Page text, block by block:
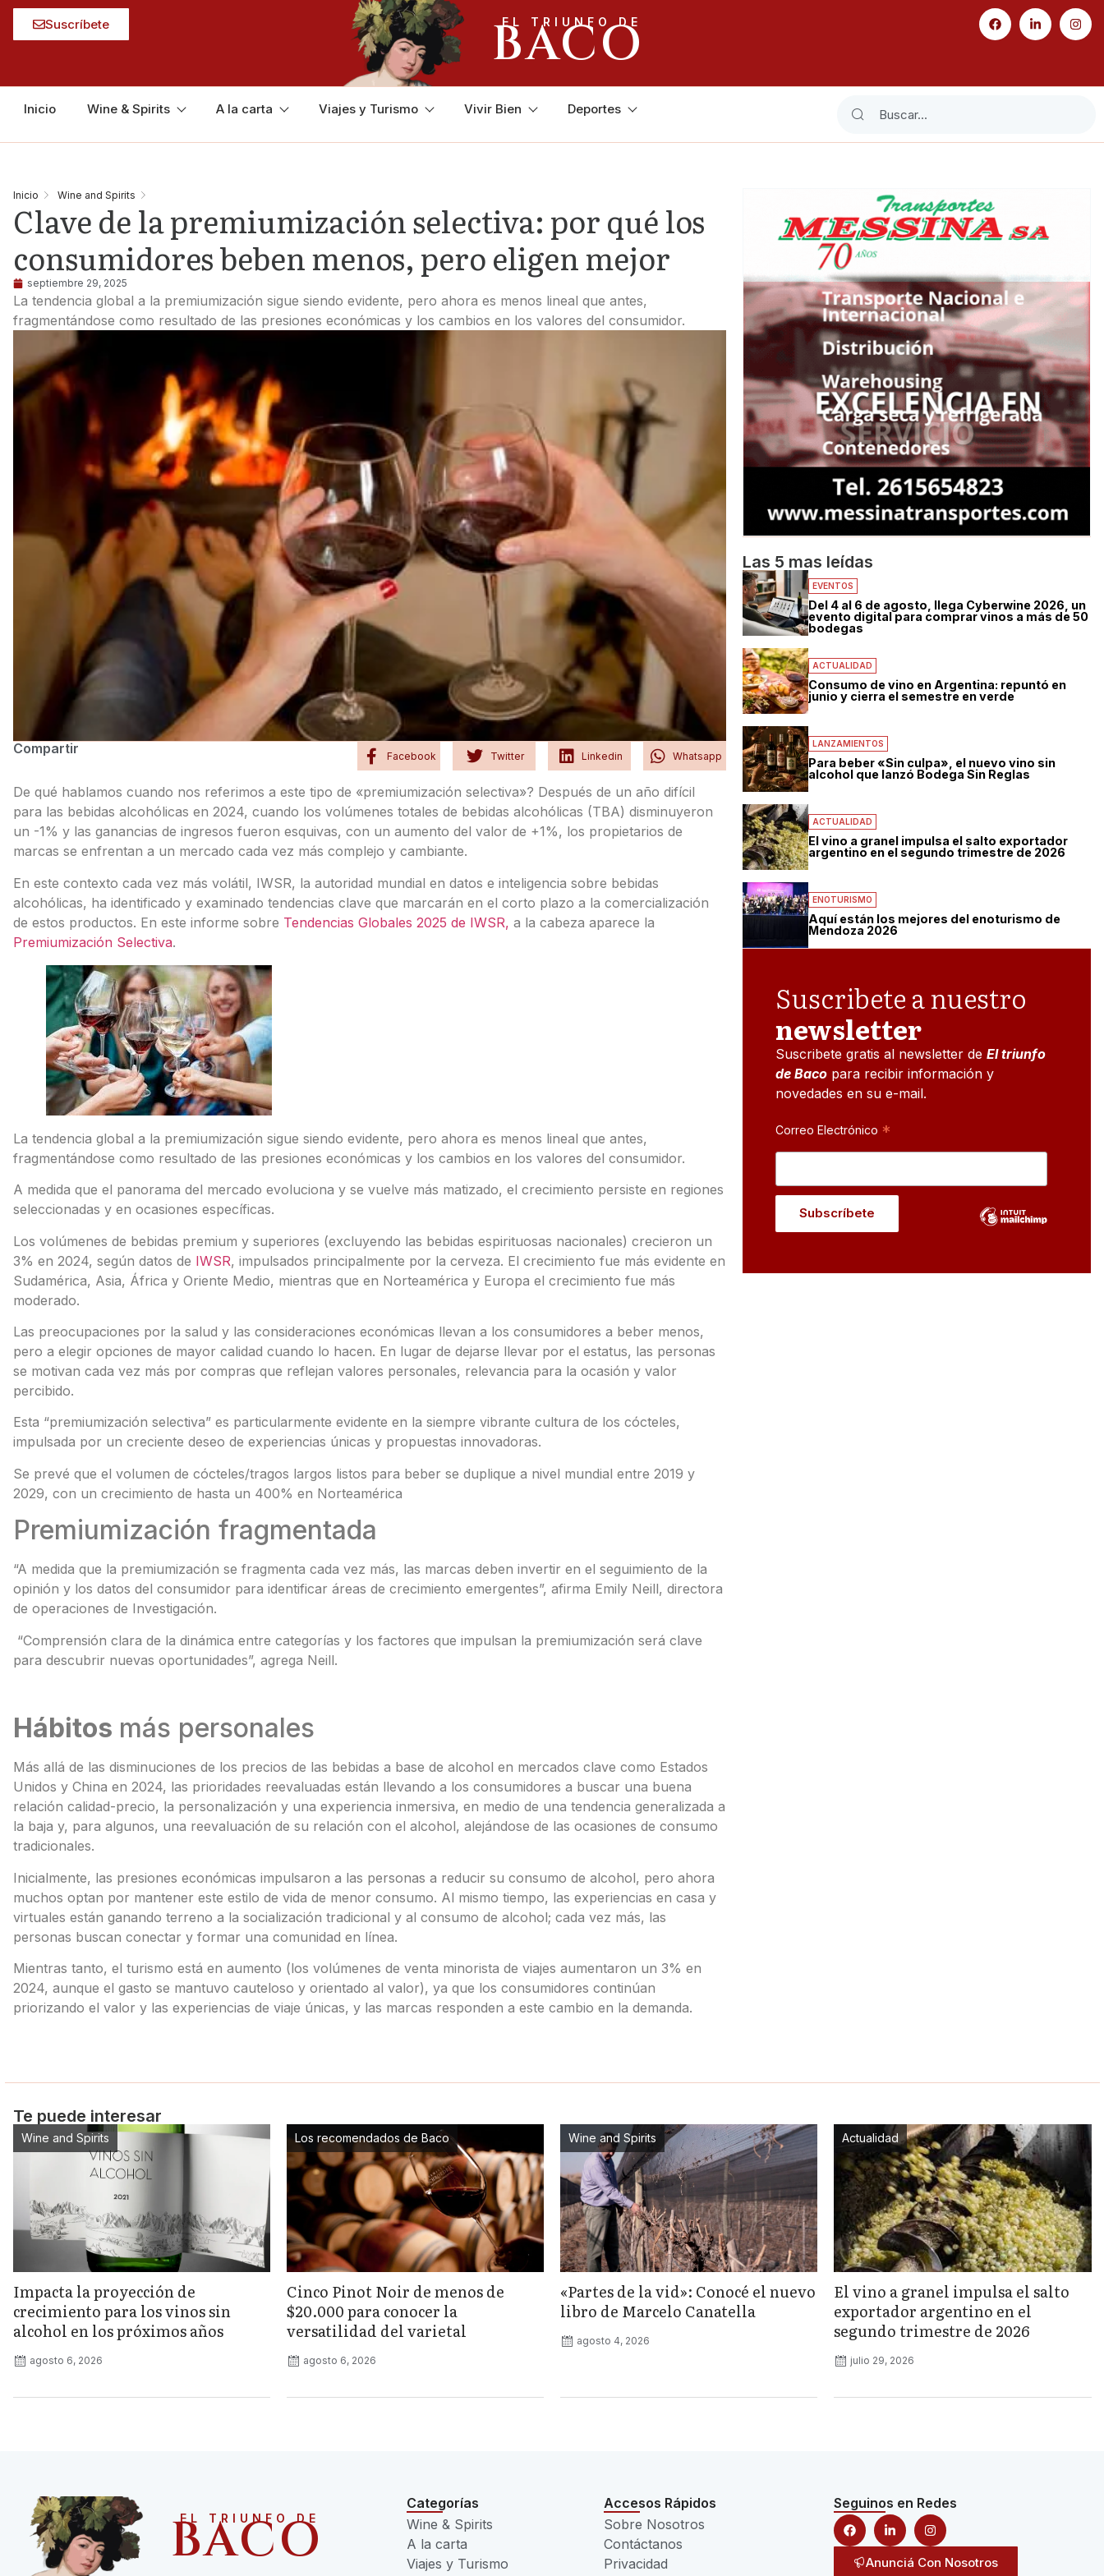
Suscríbete EL TRIUNFO DE
BACO
Inicio Wine & Spirits A la carta Viajes y Turismo Vivir Bien Deportes
Inicio Wine and Spirits
Clave de la premiumización selectiva: por qué los
consumidores beben menos, pero eligen mejor
septiembre 29, 2025
La tendencia global a la premiumización sigue siendo evidente, pero ahora es menos lineal que antes,
fragmentándose como resultado de las presiones económicas y los cambios en los valores del consumidor.
Compartir Facebook Twitter Linkedin Whatsapp
De qué hablamos cuando nos referimos a este tipo de «premiumización selectiva»? Después de un año difícil
para las bebidas alcohólicas en 2024, cuando los volúmenes totales de bebidas alcohólicas (TBA) disminuyeron
un -1% y las ganancias de ingresos fueron esquivas, con un aumento del valor de +1%, los propietarios de
marcas se enfrentan a un mercado cada vez más complejo y cambiante.
En este contexto cada vez más volátil, IWSR, la autoridad mundial en datos e inteligencia sobre bebidas
alcohólicas, ha identificado y examinado tendencias clave que marcarán en el corto plazo a la comercialización
de estos productos. En este informe sobre Tendencias Globales 2025 de IWSR, a la cabeza aparece la
Premiumización Selectiva.
La tendencia global a la premiumización sigue siendo evidente, pero ahora es menos lineal que antes,
fragmentándose como resultado de las presiones económicas y los cambios en los valores del consumidor.
A medida que el panorama del mercado evoluciona y se vuelve más matizado, el crecimiento persiste en regiones
seleccionadas y en ocasiones específicas.
Los volúmenes de bebidas premium y superiores (excluyendo las bebidas espirituosas nacionales) crecieron un
3% en 2024, según datos de IWSR, impulsados ​​principalmente por la cerveza. El crecimiento fue más evidente en
Sudamérica, Asia, África y Oriente Medio, mientras que en Norteamérica y Europa el crecimiento fue más
moderado.
Las preocupaciones por la salud y las consideraciones económicas llevan a los consumidores a beber menos,
pero a elegir opciones de mayor calidad cuando lo hacen. En lugar de dejarse llevar por el estatus, las personas
se motivan cada vez más por compras que reflejan valores personales, relevancia para la ocasión y valor
percibido.
Esta “premiumización selectiva” es particularmente evidente en la siempre vibrante cultura de los cócteles,
impulsada por un creciente deseo de experiencias únicas y propuestas innovadoras.
Se prevé que el volumen de cócteles/tragos largos listos para beber se duplique a nivel mundial entre 2019 y
2029, con un crecimiento de hasta un 400% en Norteamérica
Premiumización fragmentada
“A medida que la premiumización se fragmenta cada vez más, las marcas deben invertir en el seguimiento de la
opinión y los datos del consumidor para identificar áreas de crecimiento emergentes”, afirma Emily Neill, directora
de operaciones de Investigación.
“Comprensión clara de la dinámica entre categorías y los factores que impulsan la premiumización será clave
para descubrir nuevas oportunidades”, agrega Neill.
Hábitos más personales
Más allá de las disminuciones de los precios de las bebidas a base de alcohol en mercados clave como Estados
Unidos y China en 2024, las prioridades reevaluadas están llevando a los consumidores a buscar una buena
relación calidad-precio, la personalización y una experiencia inmersiva, en medio de una tendencia generalizada a
la baja y, para algunos, una reevaluación de su relación con el alcohol, alejándose de las ocasiones de consumo
tradicionales.
Inicialmente, las presiones económicas impulsaron a las personas a reducir su consumo de alcohol, pero ahora
muchos optan por mantener este estilo de vida de menor consumo. Al mismo tiempo, las experiencias en casa y
virtuales están ganando terreno a la socialización tradicional y al consumo de alcohol; cada vez más, las
personas buscan conectar y formar una comunidad en línea.
Mientras tanto, el turismo está en aumento (los volúmenes de venta minorista de viajes aumentaron un 3% en
2024, aunque el gasto se mantuvo cauteloso y orientado al valor), ya que los consumidores continúan
priorizando el valor y las experiencias de viaje únicas, y las marcas responden a este cambio en la demanda.
Las 5 mas leídas
EVENTOS
Del 4 al 6 de agosto, llega Cyberwine 2026, un
evento digital para comprar vinos a más de 50
bodegas
ACTUALIDAD
Consumo de vino en Argentina: repuntó en
junio y cierra el semestre en verde
LANZAMIENTOS
Para beber «Sin culpa», el nuevo vino sin
alcohol que lanzó Bodega Sin Reglas
ACTUALIDAD
El vino a granel impulsa el salto exportador
argentino en el segundo trimestre de 2026
ENOTURISMO
Aquí están los mejores del enoturismo de
Mendoza 2026
Suscribete a nuestro
newsletter
Suscribete gratis al newsletter deEl triunfo
de Baco para recibir información y
novedades en su e-mail.
Correo Electrónico *
Te puede interesar
Wine and Spirits
Impacta la proyección de
crecimiento para los vinos sin
alcohol en los próximos años
agosto 6, 2026
Los recomendados de Baco
Cinco Pinot Noir de menos de
$20.000 para conocer la
versatilidad del varietal
agosto 6, 2026
Wine and Spirits
«Partes de la vid»: Conocé el nuevo
libro de Marcelo Canatella
agosto 4, 2026
Actualidad
El vino a granel impulsa el salto
exportador argentino en el
segundo trimestre de 2026
julio 29, 2026
EL TRIUNFO DE
BACO
Categorías
Wine & Spirits
A la carta
Viajes y Turismo
Accesos Rápidos
Sobre Nosotros
Contáctanos
Privacidad
Seguinos en Redes
Anunciá Con Nosotros